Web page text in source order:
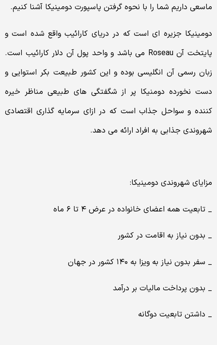
ماسعی داریم شما را با نحوه گرفتن پاسپورت دومینیکا آشنا کنیم.
دومینیکا جزیره ای است که در دریای کارائیب واقع شده است و
پایتخت آن Roseau می باشد و واحد پول آن دلار کارائیب است.
زبان رسمی آن انگلیسی بوده و این کشور طبیعت بکر استوایی و
دست نخورده دومنیکا پر از شگفتگی های طبیعی مناظر خیره
کننده و سواحل جذاب است که در ازای سرمایه گذاری اقتصادی
شهروندی جذابی به افراد ارائه می دهد.
مزایای شهروندی دومینیکا:
_ تابعیت همه اعضای خانواده در عرض ۴ تا ۶ ماه
_ بدون نیاز به اقامت در کشور
_ سفر بدون نیاز به ویزا به ۱۴۰ کشور در جهان
_ بدون پرداخت مالیات بر درآمد
_ داشتن تابعیت دوگانه